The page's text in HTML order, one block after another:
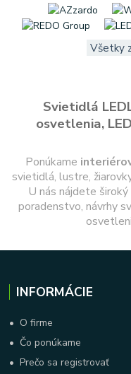
Všetky
Svietidlá
osvetlenia,
Ponúkame
svietidlá, lustre,
U nás nájdete
poradenstvo, návrhy
INFORMÁCIE
• O firme
• Čo ponúkame
•Prečo sa registrovať